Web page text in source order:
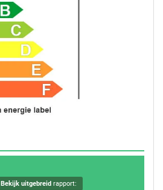
Bekijk uitgebreidrapport: